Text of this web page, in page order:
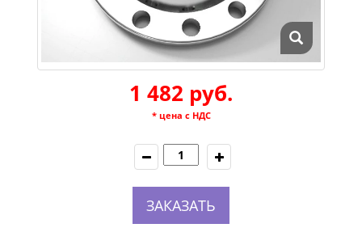
1 482 руб.
* цена с НДС
ЗАКАЗАТЬ